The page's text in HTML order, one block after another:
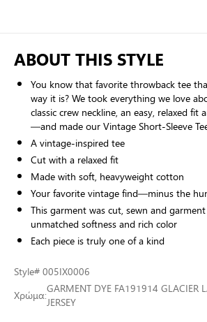
ABOUT THIS STYLE
You know that favorite throwback tee
way it is? We took everything we love
classic crew neckline, an easy, relaxed fit
—and made our Vintage Short-Sleeve
A vintage-inspired tee
Cut with a relaxed fit
Made with soft, heavyweight cotton
Your favorite vintage find—minus the
This garment was cut, sewn and
unmatched softness and rich color
Each piece is truly one of a kind
Style# 005IX0006
Χρώμα:GARMENT DYE FA191914 GLACIER
JERSEY